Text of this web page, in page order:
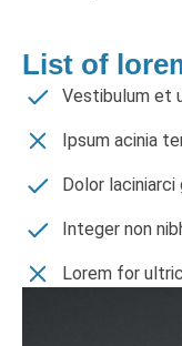
List of
Vestibulum et
Ipsum acinia
Dolor laciniarci
Integer non
Lorem for